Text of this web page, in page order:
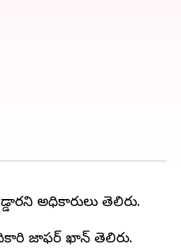
అధికారులు తెలిపారు.
జాఫర్ ఖాన్ తెలిపారు.